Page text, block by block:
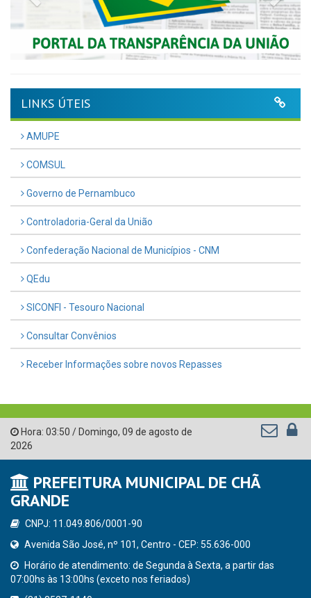
LINKS ÚTEIS
AMUPE
COMSUL
Governo de Pernambuco
Controladoria-Geral da União
Confederação Nacional de Municípios - CNM
QEdu
SICONFI - Tesouro Nacional
Consultar Convênios
Receber Informações sobre novos Repasses
Hora: 03:50 / Domingo, 09 de agosto de
2026
PREFEITURA MUNICIPAL DE CHÃ
GRANDE
CNPJ: 11.049.806/0001-90
Avenida São José, nº 101, Centro - CEP: 55.636-000
Horário de atendimento: de Segunda à Sexta, a partir das
07:00hs às 13:00hs (exceto nos feriados)